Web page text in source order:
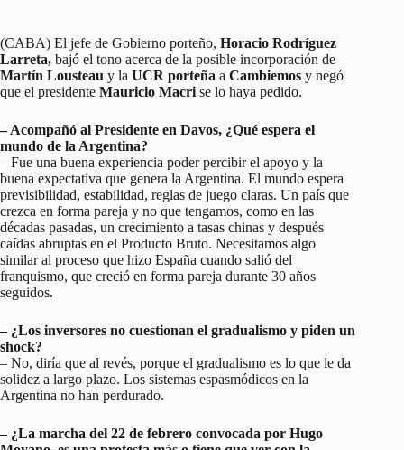
(CABA) El jefe de Gobierno porteño, Horacio Rodríguez
Larreta, bajó el tono acerca de la posible incorporación de
Martín Lousteau y la UCR porteña a Cambiemos y negó
que el presidente Mauricio Macri se lo haya pedido.
– Acompañó al Presidente en Davos, ¿Qué espera el
mundo de la Argentina?
– Fue una buena experiencia poder percibir el apoyo y la
buena expectativa que genera la Argentina. El mundo espera
previsibilidad, estabilidad, reglas de juego claras. Un país que
crezca en forma pareja y no que tengamos, como en las
décadas pasadas, un crecimiento a tasas chinas y después
caídas abruptas en el Producto Bruto. Necesitamos algo
similar al proceso que hizo España cuando salió del
franquismo, que creció en forma pareja durante 30 años
seguidos.
– ¿Los inversores no cuestionan el gradualismo y piden un
shock?
– No, diría que al revés, porque el gradualismo es lo que le da
solidez a largo plazo. Los sistemas espasmódicos en la
Argentina no han perdurado.
– ¿La marcha del 22 de febrero convocada por Hugo